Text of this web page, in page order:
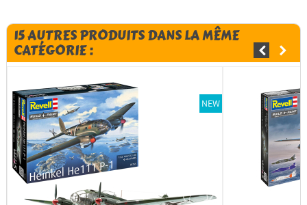
15 AUTRES PRODUITS DANS LA MÊME
CATÉGORIE :
NEW